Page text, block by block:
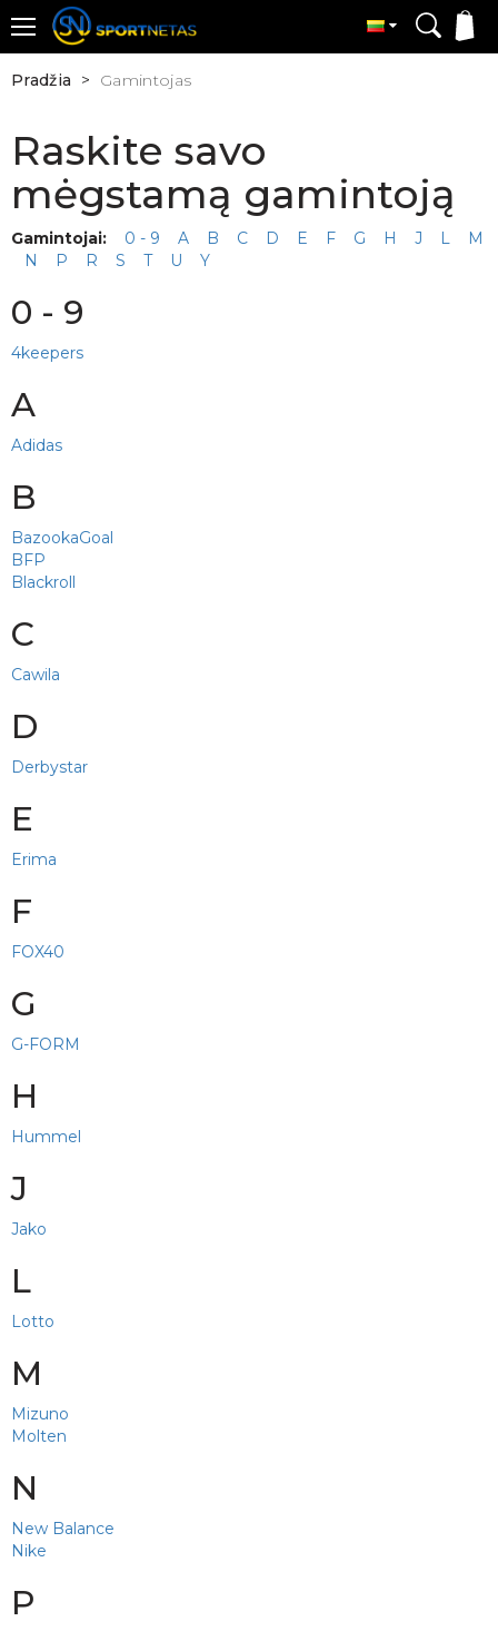
Pradžia Gamintojas
Raskite savo
mėgstamą gamintoją
Gamintojai: 0 - 9 A B C D E F G H J L
M
N
P R S T U Y
0 - 9
4keepers
A
Adidas
B
BazookaGoal
BFP
Blackroll
C
Cawila
D
Derbystar
E
Erima
F
FOX40
G
G-FORM
H
Hummel
J
Jako
L
Lotto
M
Mizuno
Molten
N
New Balance
Nike
P